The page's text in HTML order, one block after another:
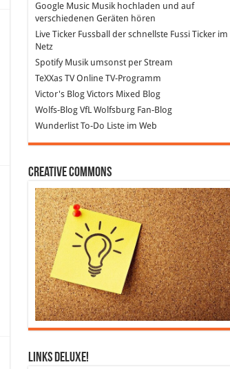
Google MusicMusik hochladen und auf
verschiedenen Geräten hören
Live Ticker Fussball
der schnellste Fussi Ticker im
Netz
SpotifyMusik umsonst per Stream
TeXXas TVOnline TV-Programm
Victor's BlogVictors Mixed Blog
Wolfs-BlogVfL Wolfsburg Fan-Blog
WunderlistTo-Do Liste im Web
Creative Commons
Links DeLuXe!